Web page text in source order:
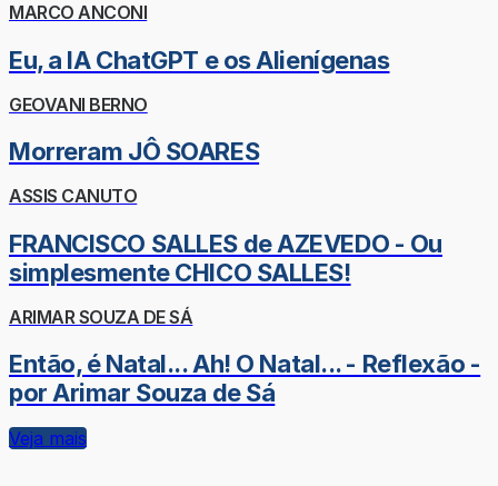
MARCO ANCONI
Eu, a IA ChatGPT e os Alienígenas
GEOVANI BERNO
Morreram JÔ SOARES
ASSIS CANUTO
FRANCISCO SALLES de AZEVEDO - Ou
simplesmente CHICO SALLES!
ARIMAR SOUZA DE SÁ
Então, é Natal... Ah! O Natal... - Reflexão -
por Arimar Souza de Sá
Veja mais